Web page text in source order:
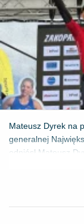
Mateusz Dyrek na
generalnej
odniósł Mateusz